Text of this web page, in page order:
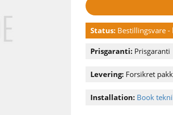
Status: Bestillingsvare
Prisgaranti: Prisgaranti
Levering: Forsikret
Installation: Book